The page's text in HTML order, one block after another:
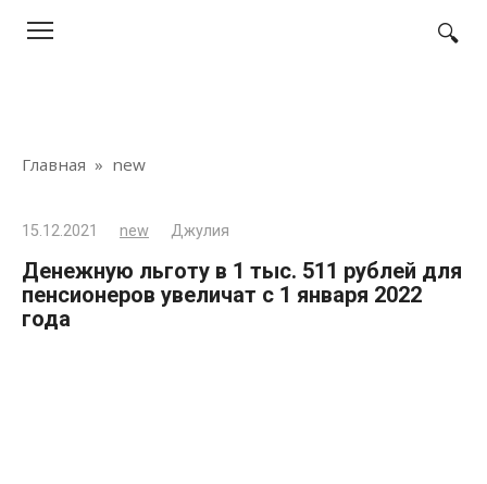
Главная » new
15.12.2021 new Джулия
Денежную льготу в 1 тыс. 511 рублей для
пенсионеров увеличат с 1 января 2022
года